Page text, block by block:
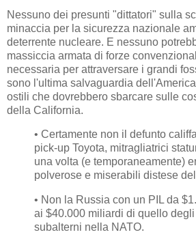
Nessuno dei presunti "dittatori" sulla
minaccia per la sicurezza nazionale
deterrente nucleare. E nessuno
massiccia armata di forze
necessaria per attraversare i grandi
sono l'ultima salvaguardia
ostili che dovrebbero sbarcare sulle
della California.
• Certamente non il defunto
pick-up Toyota, mitragliatrici
una volta (e temporaneamente)
polverose e miserabili distese
• Non la Russia con un PIL da
ai $40.000 miliardi di quello
subalterni nella NATO.